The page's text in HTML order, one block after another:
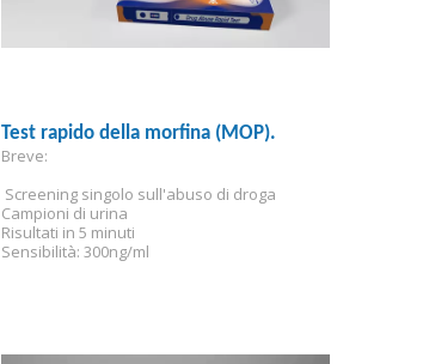
Test rapido della morfina (MOP).
Breve:
Screening singolo sull'abuso di droga
Campioni di urina
Risultati in 5 minuti
Sensibilità: 300ng/ml